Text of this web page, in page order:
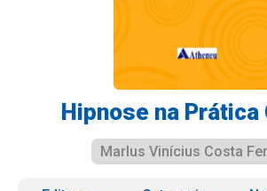
Hipnose na Prática
Marlus Vinícius Costa